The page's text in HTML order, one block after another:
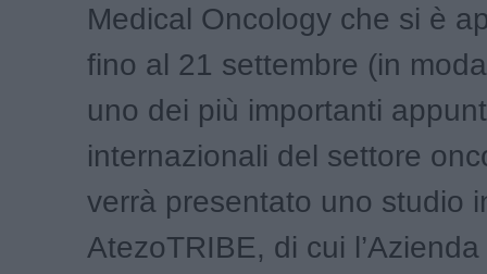
Medical Oncology che si è
fino al 21 settembre (in
uno dei più importanti
internazionali del settore
verrà presentato uno studio
AtezoTRIBE, di cui